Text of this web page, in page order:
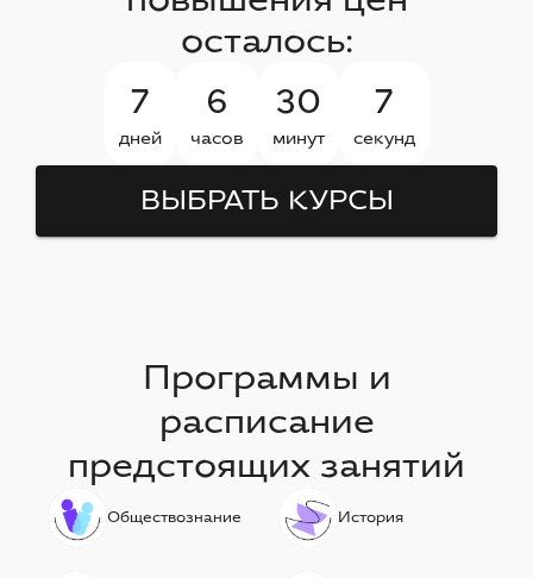
осталось:
7
дней
6
часов
30
минут
6
секунд
ВЫБРАТЬ КУРСЫ
Программы и
расписание
предстоящих занятий
Обществознание История